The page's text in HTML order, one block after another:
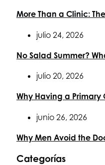
More Than a Clinic:
julio 24, 2026
No Salad Summer?
julio 20, 2026
Why Having a Primary
junio 26, 2026
Why Men Avoid the
Categorías